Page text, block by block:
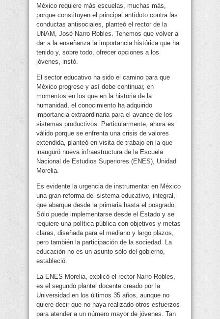
México requiere más escuelas, muchas más,
porque constituyen el principal antídoto contra las
conductas antisociales, planteó el rector de la
UNAM, José Narro Robles. Tenemos que volver a
dar a la enseñanza la importancia histórica que ha
tenido y, sobre todo, ofrecer opciones a los
jóvenes, instó.
El sector educativo ha sido el camino para que
México progrese y así debe continuar, en
momentos en los que en la historia de la
humanidad, el conocimiento ha adquirido
importancia extraordinaria para el avance de los
sistemas productivos. Particularmente, ahora es
válido porque se enfrenta una crisis de valores
extendida, planteó en visita de trabajo en la que
inauguró nueva infraestructura de la Escuela
Nacional de Estudios Superiores (ENES), Unidad
Morelia.
Es evidente la urgencia de instrumentar en México
una gran reforma del sistema educativo, integral,
que abarque desde la primaria hasta el posgrado.
Sólo puede implementarse desde el Estado y se
requiere una política pública con objetivos y metas
claras, diseñada para el mediano y largo plazos,
pero también la participación de la sociedad. La
educación no es un asunto sólo del gobierno,
estableció.
La ENES Morelia, explicó el rector Narro Robles,
es el segundo plantel docente creado por la
Universidad en los últimos 35 años, aunque no
quiere decir que no haya realizado otros esfuerzos
para atender a un número mayor de jóvenes. Tan